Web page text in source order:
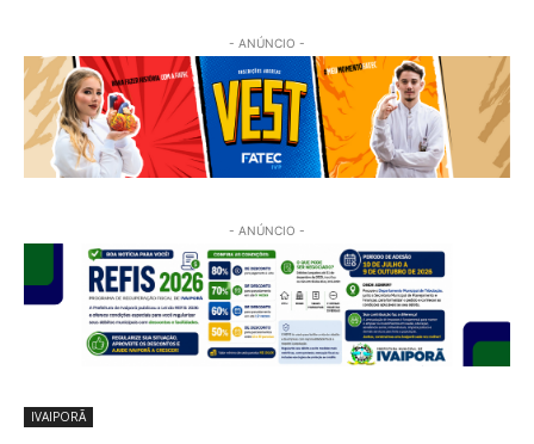
- ANÚNCIO -
- ANÚNCIO -
IVAIPORÃ